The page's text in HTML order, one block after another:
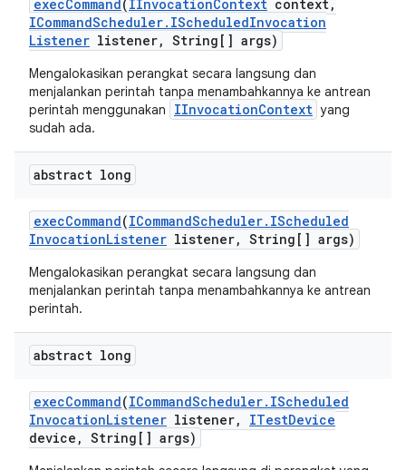
execCommand(IInvocationContext context,
ICommandScheduler. IScheduledInvocation
Listener listener, String[] args)
Mengalokasikan perangkat secara langsung dan
menjalankan perintah tanpa menambahkannya ke antrean
perintah menggunakan
IInvocationContext yang
sudah ada.
abstract long
execCommand(ICommandScheduler. IScheduled
InvocationListener listener, String[] args)
Mengalokasikan perangkat secara langsung dan
menjalankan perintah tanpa menambahkannya ke antrean
perintah.
abstract long
execCommand(ICommandScheduler. IScheduled
InvocationListener listener, ITestDevice
device , String[] args)